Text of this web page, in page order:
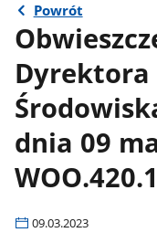
Powrót
Dyrektora
dnia 09
09.03.2023